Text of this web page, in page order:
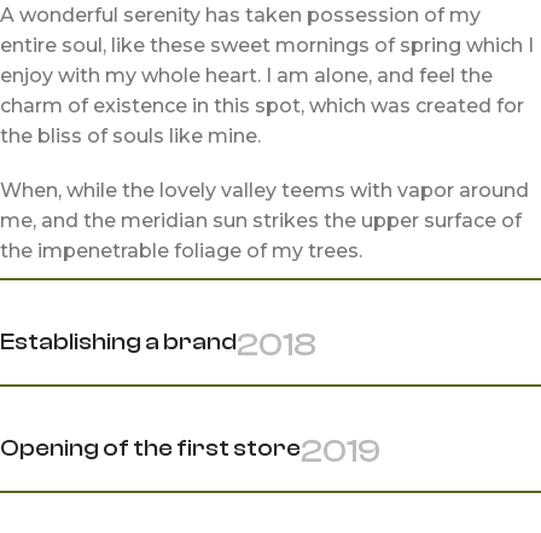
A wonderful serenity has taken possession of my
entire soul, like these sweet mornings of spring which I
enjoy with my whole heart. I am alone, and feel the
charm of existence in this spot, which was created for
the bliss of souls like mine.
When, while the lovely valley teems with vapor around
me, and the meridian sun strikes the upper surface of
the impenetrable foliage of my trees.
Establishing a brand2018
Opening of the first store2019